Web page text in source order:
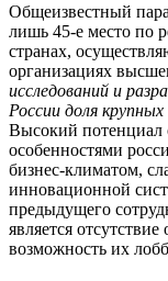
Общеизвестный
лишь 45-е место по
странах,
организациях
исследований и
России доля
Высокий потенциал
особенностями
бизнес-климатом,
инновационной
предыдущего
является
возможность их